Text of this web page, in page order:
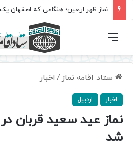
فهرست
ستاد اقامه نماز / اخبار
اخبار اردبیل
نماز عید سعید قربان در
شد